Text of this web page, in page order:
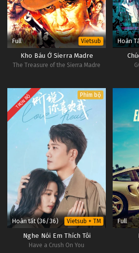
Full Vietsub
Kho Báu Ở Sierra Madre
The Treasure of the Sierra Madre
Hoàn
TRỌN BỘ Phim bộ
Hoàn tất (36/36) Vietsub + TM
Nghe Nói Em Thích Tôi
Have a Crush On You
Full